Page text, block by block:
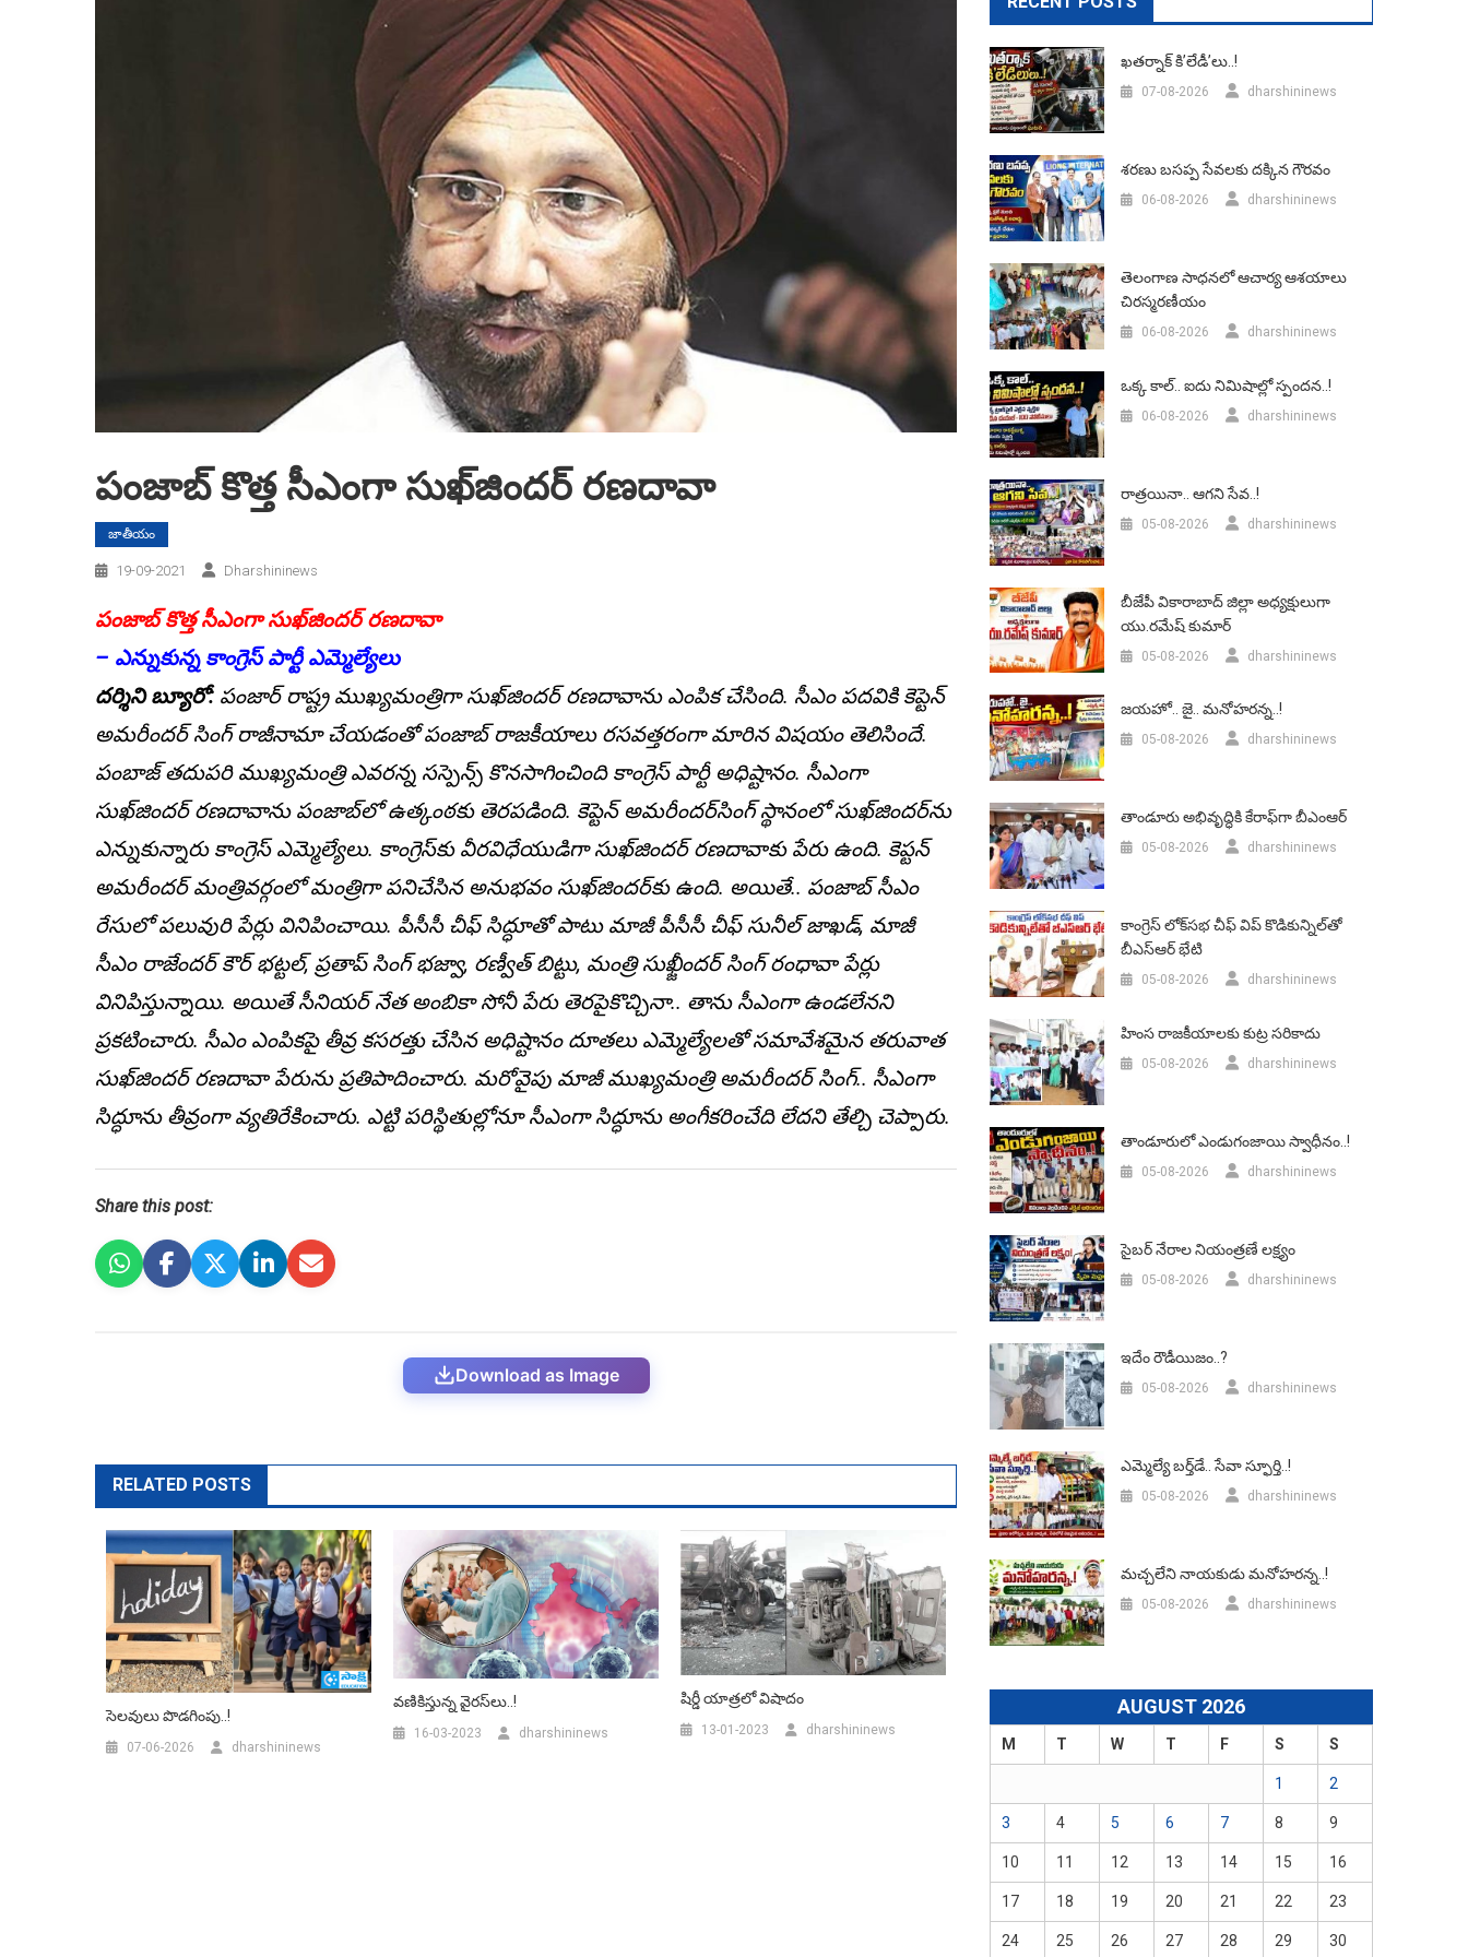
పంజాబ్‌ కొత్త సీఎంగా సుఖ్‌జిందర్‌ రణదావా
జాతీయం
19-09-2021 Dharshininews
పంజాబ్‌ కొత్త సీఎంగా సుఖ్‌జిందర్‌ రణదావా
– ఎన్నుకున్న కాంగ్రెస్ పార్టీ ఎమ్మెల్యేలు
ద‌ర్శిని బ్యూరో: పంజార్ రాష్ట్ర ముఖ్య‌మంత్రిగా సుఖ్‌జింద‌ర్ ర‌ణ‌దావాను ఎంపిక చేసింది. సీఎం పదవికి కెప్టెన్
అమరీందర్ సింగ్ రాజీనామా చేయడంతో పంజాబ్ రాజకీయాలు రసవత్తరంగా మారిన విష‌యం తెలిసిందే.
పంబాజ్ తదుపరి ముఖ్యమంత్రి ఎవరన్న సస్పెన్స్ కొనసాగించింది కాంగ్రెస్ పార్టీ అధిష్టానం. సీఎంగా
సుఖ్‌జిందర్‌ రణదావాను పంజాబ్‌లో ఉత్కంఠకు తెరపడింది. కెప్టెన్‌ అమరీందర్‌సింగ్‌ స్థానంలో సుఖ్‌జిందర్‌ను
ఎన్నుకున్నారు కాంగ్రెస్‌ ఎమ్మెల్యేలు. కాంగ్రెస్‌కు వీరవిధేయుడిగా సుఖ్‌జిందర్‌ రణదావాకు పేరు ఉంది. కెప్ట‌న్‌
అమరీందర్‌ మంత్రివర్గంలో మంత్రిగా పనిచేసిన అనుభవం సుఖ్‌జిందర్‌కు ఉంది. అయితే.. పంజాబ్‌ సీఎం
రేసులో పలువురి పేర్లు వినిపించాయి. పీసీసీ చీఫ్‌ సిద్ధూతో పాటు మాజీ పీసీసీ చీఫ్‌ సునీల్‌ జాఖడ్‌, మాజీ
సీఎం రాజేందర్‌ కౌర్‌ భట్టల్‌, ప్రతాప్‌ సింగ్‌ భజ్వా, రణ్వీత్‌ బిట్టు, మంత్రి సుఖ్జీందర్‌ సింగ్‌ రంధావా పేర్లు
వినిపిస్తున్నాయి. అయితే సీనియర్‌ నేత అంబికా సోనీ పేరు తెరపైకొచ్చినా.. తాను సీఎంగా ఉండ‌లేన‌ని
ప్ర‌క‌టించారు. సీఎం ఎంపిక‌పై తీవ్ర క‌స‌ర‌త్తు చేసిన అధిష్టానం దూతలు ఎమ్మెల్యేలతో సమావేశమైన తరువాత
సుఖ్‌జింద‌ర్ ర‌ణ‌దావా పేరును ప్రతిపాదించారు. మరోవైపు మాజీ ముఖ్యమంత్రి అమరీందర్‌ సింగ్‌.. సీఎంగా
సిద్ధూను తీవ్రంగా వ్యతిరేకించారు. ఎట్టి పరిస్థితుల్లోనూ సీఎంగా సిద్ధూను అంగీకరించేది లేదని తేల్చి చెప్పారు.
Share this post:
Download as Image
RELATED POSTS
సెలవులు పొడగింపు..!
07-06-2026 dharshininews
వణికిస్తున్న వైరస్‌లు..!
16-03-2023 dharshininews
షిర్డీ యాత్రలో విషాదం
13-01-2023 dharshininews
ఖతర్నాక్ కి’లేడీ’లు..!
07-08-2026 dharshininews
శరణు బసప్ప సేవలకు దక్కిన గౌరవం
06-08-2026 dharshininews
తెలంగాణ సాధనలో ఆచార్య ఆశయాలు
చిరస్మరణీయం
06-08-2026 dharshininews
ఒక్క కాల్.. ఐదు నిమిషాల్లో స్పందన..!
06-08-2026 dharshininews
రాత్రయినా.. ఆగని సేవ..!
05-08-2026 dharshininews
బీజేపీ వికారాబాద్‌ జిల్లా అధ్యక్షులుగా
యు.రమేష్‌ కుమార్
05-08-2026 dharshininews
జయహో.. జై.. మనోహరన్న..!
05-08-2026 dharshininews
తాండూరు అభివృద్ధికి కేరాఫ్‌గా బీఎంఆర్‌
05-08-2026 dharshininews
కాంగ్రెస్ లోక్‌సభ చీఫ్ విప్ కొడికున్నిల్‌తో
బీఎస్‌ఆర్‌ భేటి
05-08-2026 dharshininews
హింస రాజకీయాలకు కుట్ర సరికాదు
05-08-2026 dharshininews
తాండూరులో ఎండుగంజాయి స్వాధీనం..!
05-08-2026 dharshininews
సైబర్ నేరాల నియంత్రణే లక్ష్యం
05-08-2026 dharshininews
ఇదేం రౌడీయిజం..?
05-08-2026 dharshininews
ఎమ్మెల్యే బర్త్‌డే.. సేవా స్ఫూర్తి..!
05-08-2026 dharshininews
మచ్చలేని నాయకుడు మనోహరన్న..!
05-08-2026 dharshininews
AUGUST 2026
M T W T F S S
1 2
3 4 5 6 7 8 9
10 11 12 13 14 15 16
17 18 19 20 21 22 23
24 25 26 27 28 29 30